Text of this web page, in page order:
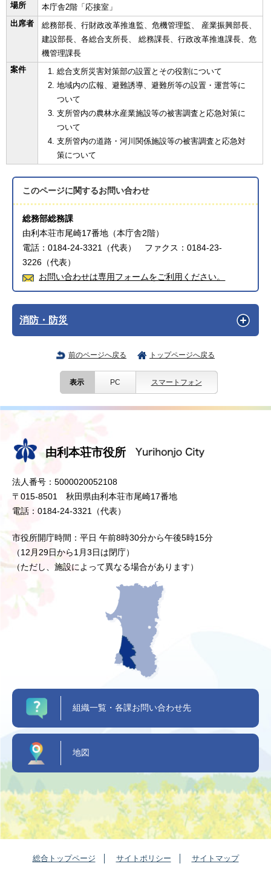
場所
本庁舎2階「応接室」
出席者
総務部長、行財政改革推進監、危機管理監、 産業振興部長、
建設部長、各総合支所長、 総務課長、行政改革推進課長、危
機管理課長
案件
総合支所災害対策部の設置とその役割について
地域内の広報、避難誘導、避難所等の設置・運営等に
ついて
支所管内の農林水産業施設等の被害調査と応急対策に
ついて
支所管内の道路・河川関係施設等の被害調査と応急対
策について
このページに関するお問い合わせ
総務部総務課
由利本荘市尾崎17番地（本庁舎2階）
電話：0184-24-3321（代表） ファクス：0184-23-
3226（代表）
お問い合わせは専用フォームをご利用ください。
消防・防災
前のページへ戻る トップページへ戻る
表示 PC スマートフォン
由利本荘市役所
法人番号：5000020052108
〒015-8501 秋田県由利本荘市尾崎17番地
電話：0184-24-3321（代表）
市役所開庁時間：平日 午前8時30分から午後5時15分
（12月29日から1月3日は閉庁）
（ただし、施設によって異なる場合があります）
組織一覧・各課お問い合わせ先
地図
総合トップページ サイトポリシー サイトマップ